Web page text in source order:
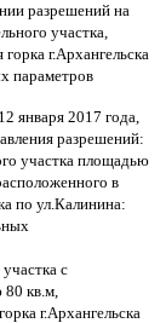
разрешений на
участка,
г.Архангельска
параметров
января 2017 года,
разрешений:
участка площадью
в
по ул.Калинина:
с
кв.м,
г.Архангельска